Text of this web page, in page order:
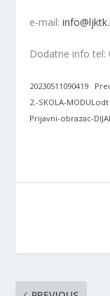
e-mail:
Dodatne info tel:
20230511090419
2.-SKOLA-MODULodt
Prijavni-obrazac-